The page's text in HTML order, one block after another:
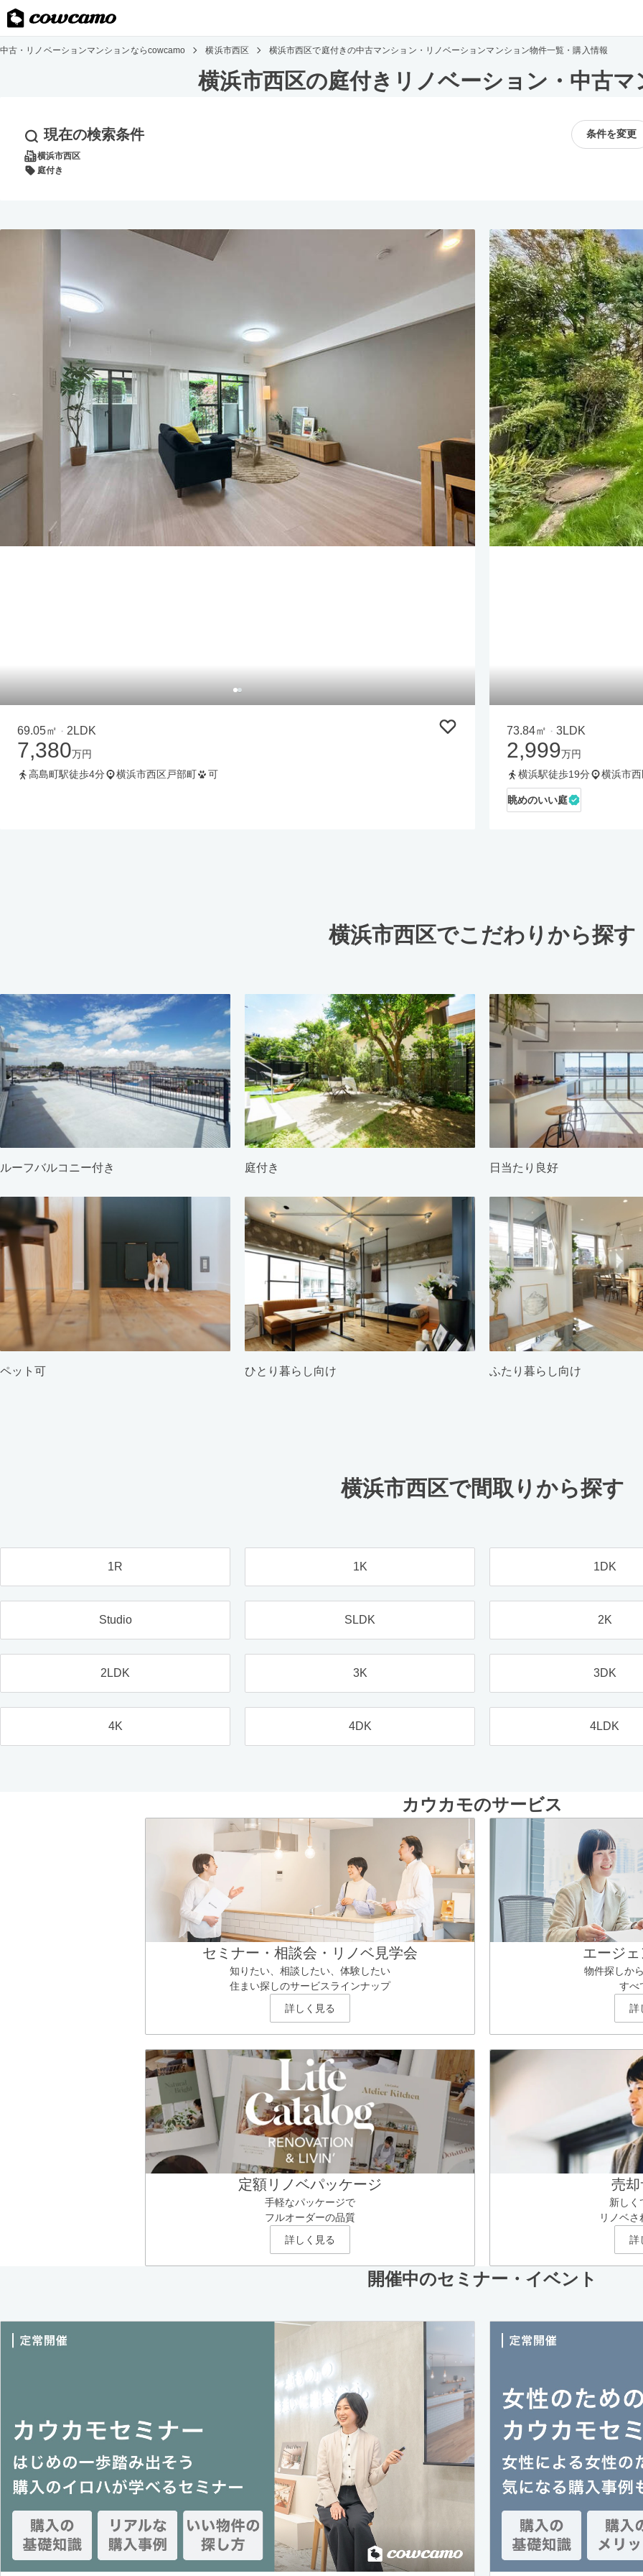
中古・リノベーションマンションならcowcamo 横浜市西区 横浜市西区で庭付きの中古マンション・リノベーションマンション物件一覧・購入情報
横浜市西区の庭付きリノベーション・中古マ
現在の検索条件 条件を変更
横浜市西区
庭付き
69.05㎡ ・ 2LDK
7,380万円
高島町駅徒歩4分
横浜市西区戸部町 可
73.84㎡ ・ 3LDK
2,999万円
横浜駅徒歩19分
横浜市
眺めのいい庭
横浜市西区でこだわりから探す
ルーフバルコニー付き 庭付き 日当たり良好
ペット可 ひとり暮らし向け ふたり暮らし向け
横浜市西区で間取りから探す
1R 1K 1DK
Studio SLDK 2K
2LDK 3K 3DK
4K 4DK 4LDK
カウカモのサービス
セミナー・相談会・リノベ見学会
知りたい、相談したい、体験したい
住まい探しのサービスラインナップ
詳しく見る
エージ
物件探しか
すべ
詳
定額リノベパッケージ
手軽なパッケージで
フルオーダーの品質
詳しく見る
売
新しく
リノベ
詳
開催中のセミナー・イベント